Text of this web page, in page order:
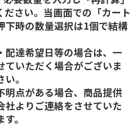
ださい。当画面での「カート
下時の数量選択は1個で結構
達希望日等の場合は、一
ていただく場合がございま
。
点がある場合、商品提供
社よりご連絡をさせていた
。